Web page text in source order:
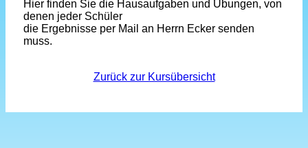
Hier finden Sie die Hausaufgaben und Übungen, von
denen jeder Schüler
die Ergebnisse per Mail an Herrn Ecker senden
muss.
Zurück zur Kursübersicht